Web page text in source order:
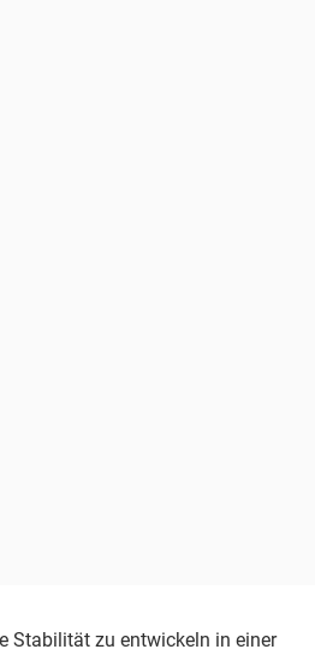
Stabilität zu entwickeln in einer